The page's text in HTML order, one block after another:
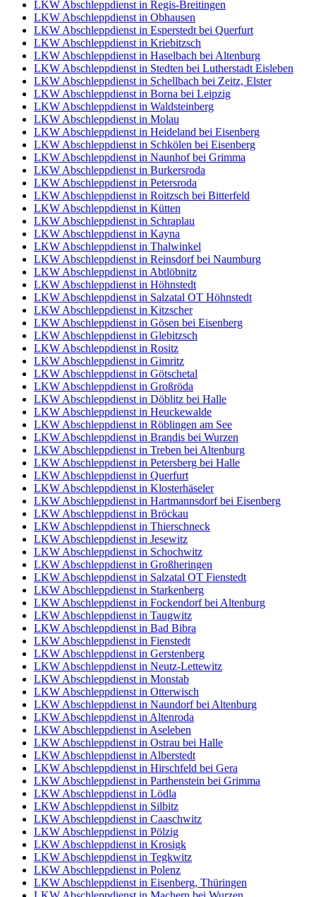
LKW Abschleppdienst in Regis-Breitingen
LKW Abschleppdienst in Obhausen
LKW Abschleppdienst in Esperstedt bei Querfurt
LKW Abschleppdienst in Kriebitzsch
LKW Abschleppdienst in Haselbach bei Altenburg
LKW Abschleppdienst in Stedten bei Lutherstadt Eisleben
LKW Abschleppdienst in Schellbach bei Zeitz, Elster
LKW Abschleppdienst in Borna bei Leipzig
LKW Abschleppdienst in Waldsteinberg
LKW Abschleppdienst in Molau
LKW Abschleppdienst in Heideland bei Eisenberg
LKW Abschleppdienst in Schkölen bei Eisenberg
LKW Abschleppdienst in Naunhof bei Grimma
LKW Abschleppdienst in Burkersroda
LKW Abschleppdienst in Petersroda
LKW Abschleppdienst in Roitzsch bei Bitterfeld
LKW Abschleppdienst in Kütten
LKW Abschleppdienst in Schraplau
LKW Abschleppdienst in Kayna
LKW Abschleppdienst in Thalwinkel
LKW Abschleppdienst in Reinsdorf bei Naumburg
LKW Abschleppdienst in Abtlöbnitz
LKW Abschleppdienst in Höhnstedt
LKW Abschleppdienst in Salzatal OT Höhnstedt
LKW Abschleppdienst in Kitzscher
LKW Abschleppdienst in Gösen bei Eisenberg
LKW Abschleppdienst in Glebitzsch
LKW Abschleppdienst in Rositz
LKW Abschleppdienst in Gimritz
LKW Abschleppdienst in Götschetal
LKW Abschleppdienst in Großröda
LKW Abschleppdienst in Döblitz bei Halle
LKW Abschleppdienst in Heuckewalde
LKW Abschleppdienst in Röblingen am See
LKW Abschleppdienst in Brandis bei Wurzen
LKW Abschleppdienst in Treben bei Altenburg
LKW Abschleppdienst in Petersberg bei Halle
LKW Abschleppdienst in Querfurt
LKW Abschleppdienst in Klosterhäseler
LKW Abschleppdienst in Hartmannsdorf bei Eisenberg
LKW Abschleppdienst in Bröckau
LKW Abschleppdienst in Thierschneck
LKW Abschleppdienst in Jesewitz
LKW Abschleppdienst in Schochwitz
LKW Abschleppdienst in Großheringen
LKW Abschleppdienst in Salzatal OT Fienstedt
LKW Abschleppdienst in Starkenberg
LKW Abschleppdienst in Fockendorf bei Altenburg
LKW Abschleppdienst in Taugwitz
LKW Abschleppdienst in Bad Bibra
LKW Abschleppdienst in Fienstedt
LKW Abschleppdienst in Gerstenberg
LKW Abschleppdienst in Neutz-Lettewitz
LKW Abschleppdienst in Monstab
LKW Abschleppdienst in Otterwisch
LKW Abschleppdienst in Naundorf bei Altenburg
LKW Abschleppdienst in Altenroda
LKW Abschleppdienst in Aseleben
LKW Abschleppdienst in Ostrau bei Halle
LKW Abschleppdienst in Alberstedt
LKW Abschleppdienst in Hirschfeld bei Gera
LKW Abschleppdienst in Parthenstein bei Grimma
LKW Abschleppdienst in Lödla
LKW Abschleppdienst in Silbitz
LKW Abschleppdienst in Caaschwitz
LKW Abschleppdienst in Pölzig
LKW Abschleppdienst in Krosigk
LKW Abschleppdienst in Tegkwitz
LKW Abschleppdienst in Polenz
LKW Abschleppdienst in Eisenberg, Thüringen